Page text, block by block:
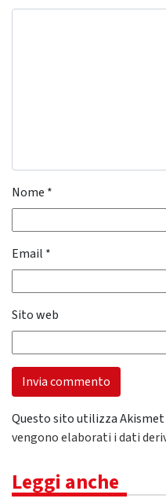
Nome *
Email *
Sito web
Questo sito utilizza
vengono elaborati i dati
Leggi anche